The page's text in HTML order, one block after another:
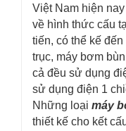
Việt Nam hiện
về hình thức cấu
tiến, có thể kế
trục, máy bơm
cả đều sử dụng
sử dụng điện 1
Những loại máy
thiết kế cho kết